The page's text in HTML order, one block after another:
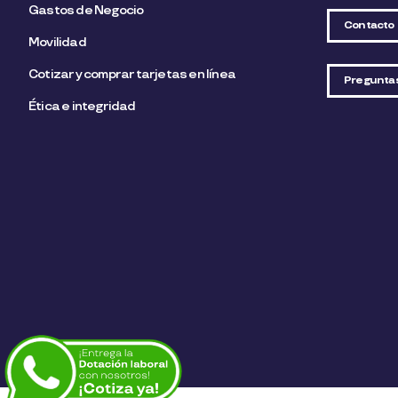
Gastos de Negocio
Movilidad
Cotizar y comprar tarjetas en línea
Ética e integridad
Contacto